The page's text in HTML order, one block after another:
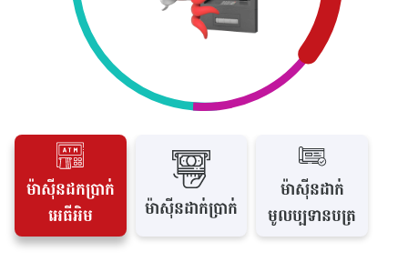
ម៉ាស៊ីនដកប្រាក់
អេធីអិម
ម៉ាស៊ីនដាក់ប្រាក់
ម៉ាស៊ីនដាក់
មូលប្បទានបត្រ